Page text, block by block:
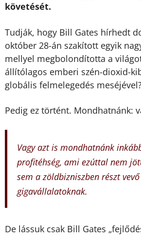
követését.
Tudják, hogy Bill Gates hírhedt
október 28-án szakított egyik
mellyel megbolondította a
állítólagos emberi szén-dioxid-
globális felmelegedés
Pedig ez történt. Mondhatnánk:
Vagy azt is mondhatnánk
profitéhség, ami ezúttal nem
sem a zöldbizniszben részt vevő
gigavállalatoknak.
De lássuk csak Bill Gates